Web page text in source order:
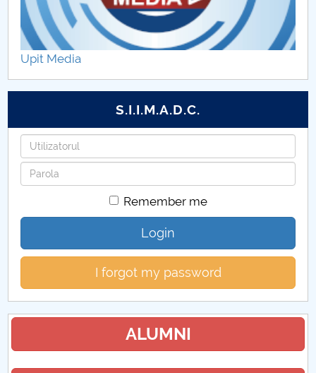
Regulations
Secretariat
SECRETARIAT
Doctoral School Schedule
Doctoral School Council
PhD supervisors - Doctoral School SSPE
Teze de doctorat
Abilitare
Upit Media
S.I.I.M.A.D.C.
Username
Password
Remember me
Login
I forgot my password
ALUMNI